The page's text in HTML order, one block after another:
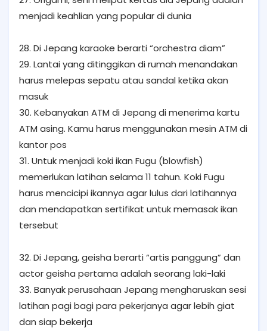
menjadi keahlian yang popular di dunia
28. Di Jepang karaoke berarti “orchestra diam”
29. Lantai yang ditinggikan di rumah menandakan
harus melepas sepatu atau sandal ketika akan
masuk
30. Kebanyakan ATM di Jepang di menerima kartu
ATM asing. Kamu harus menggunakan mesin ATM di
kantor pos
31. Untuk menjadi koki ikan Fugu (blowfish)
memerlukan latihan selama 11 tahun. Koki Fugu
harus mencicipi ikannya agar lulus dari latihannya
dan mendapatkan sertifikat untuk memasak ikan
tersebut
32. Di Jepang, geisha berarti “artis panggung” dan
actor geisha pertama adalah seorang laki-laki
33. Banyak perusahaan Jepang mengharuskan sesi
latihan pagi bagi para pekerjanya agar lebih giat
dan siap bekerja